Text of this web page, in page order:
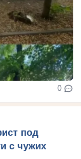
0
под
с чужих